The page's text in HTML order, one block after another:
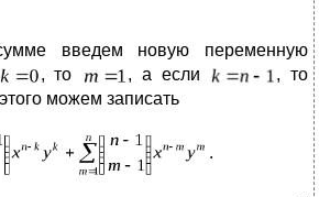
введем новую переменную
, то , а если
, то
можем записать
.